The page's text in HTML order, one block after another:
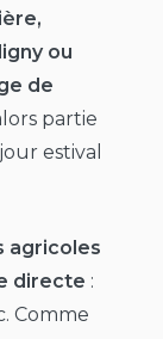
ou
de
partie
estival
agricoles
directe :
Comme